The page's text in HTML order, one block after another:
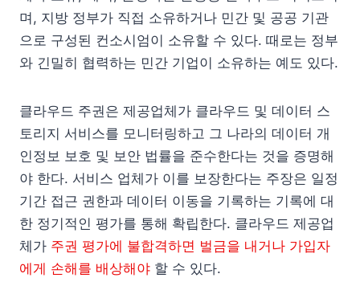
며, 지방 정부가 직접 소유하거나 민간 및 공공 기관
으로 구성된 컨소시엄이 소유할 수 있다. 때로는 정부
와 긴밀히 협력하는 민간 기업이 소유하는 예도 있다.
클라우드 주권은 제공업체가 클라우드 및 데이터 스
토리지 서비스를 모니터링하고 그 나라의 데이터 개
인정보 보호 및 보안 법률을 준수한다는 것을 증명해
야 한다. 서비스 업체가 이를 보장한다는 주장은 일정
기간 접근 권한과 데이터 이동을 기록하는 기록에 대
한 정기적인 평가를 통해 확립한다. 클라우드 제공업
체가 주권 평가에 불합격하면 벌금을 내거나 가입자
에게 손해를 배상해야 할 수 있다.